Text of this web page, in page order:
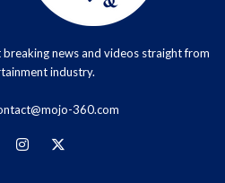
news and videos straight from
industry.
360.com